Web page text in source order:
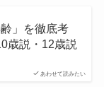
あわせて読みたい
齢」を徹底考
歳説・12歳説